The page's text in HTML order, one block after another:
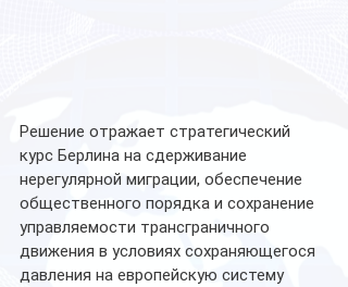
Решение отражает стратегический
курс Берлина на сдерживание
нерегулярной миграции, обеспечение
общественного порядка и сохранение
управляемости трансграничного
движения в условиях сохраняющегося
давления на европейскую систему